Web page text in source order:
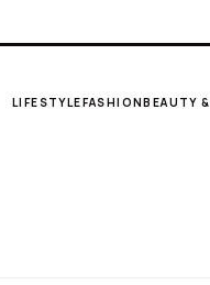
LIFESTYLEFASHIONBEAUTY